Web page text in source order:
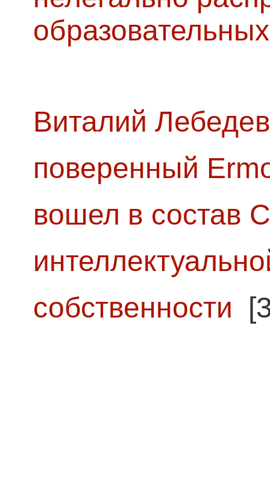
Виталий
поверенный
вошел в состав
собственности